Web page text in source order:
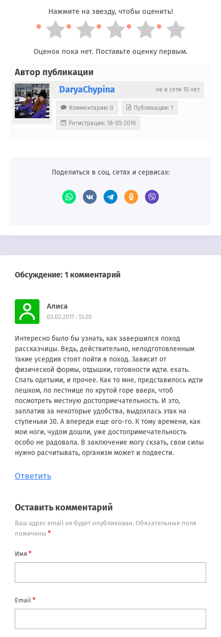
Нажмите на звезду, чтобы оценить!
Оценок пока нет. Поставьте оценку первым.
Автор публикации
не в сети 10 лет
DaryaChypina
Комментарии: 0 Публикации: 1
Регистрация: 18-05-2016
Поделиться в соц. сетях и сервисах:
Обсуждение: 1 комментарий
Алиса
03.02.2017 : 13:20
Интересно было бы узнать, как завершился поход
рассказчицы. Ведь, действительно, неподготовленным
такие усердия стоят пойти в поход. Зависит от
физической формы, отдышки, готовности идти. ехать.
Спать одетыми, и прочее. Как то мне, представилось идти
пешком, по лестнице по крутой горе вверх, чтоб
посмотреть местную достопрмечательность. И это,
заплатив за некоторые удобства, выдохлась этак на
ступеньки 30. А впереди еще ого-го. К тому времени, как
мои ноги, чудом дошли, уже достопримечательность
особо не радовала. В заключение могу скзать, свои силы
нужно расчитывать, организм может и подвести.
Ответить
Оставить комментарий
Ваш адрес email не будет опубликован. Обязательные поля
помечены *
Имя *
Email *